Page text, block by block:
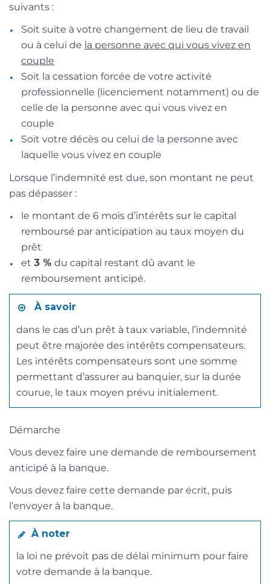
suivants :
Soit suite à votre changement de lieu de travail
ou à celui de la personne avec qui vous vivez en
couple
Soit la cessation forcée de votre activité
professionnelle (licenciement notamment) ou de
celle de la personne avec qui vous vivez en
couple
Soit votre décès ou celui de la personne avec
laquelle vous vivez en couple
Lorsque l’indemnité est due, son montant ne peut
pas dépasser :
le montant de 6 mois d’intérêts sur le capital
remboursé par anticipation au taux moyen du
prêt
et 3 % du capital restant dû avant le
remboursement anticipé.
À savoir
dans le cas d’un prêt à taux variable, l’indemnité
peut être majorée des intérêts compensateurs.
Les intérêts compensateurs sont une somme
permettant d’assurer au banquier, sur la durée
courue, le taux moyen prévu initialement.
Démarche
Vous devez faire une demande de remboursement
anticipé à la banque.
Vous devez faire cette demande par écrit, puis
l’envoyer à la banque.
À noter
la loi ne prévoit pas de délai minimum pour faire
votre demande à la banque.